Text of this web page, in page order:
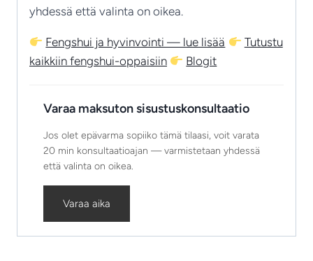
yhdessä että valinta on oikea.
Fengshui ja hyvinvointi — lue lisää
Tutustu
kaikkiin fengshui-oppaisiin
Blogit
Varaa maksuton sisustuskonsultaatio
Jos olet epävarma sopiiko tämä tilaasi, voit varata
20 min konsultaatioajan — varmistetaan yhdessä
että valinta on oikea.
Varaa aika